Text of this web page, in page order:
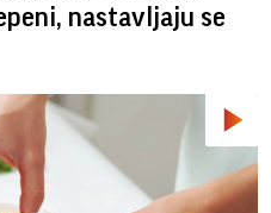
nastavljaju se